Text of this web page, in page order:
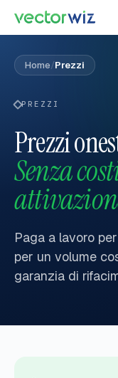
Home/Prezzi
PREZZI
Prezzi
Senza
Paga a lavoro
per un volume
garanzia di